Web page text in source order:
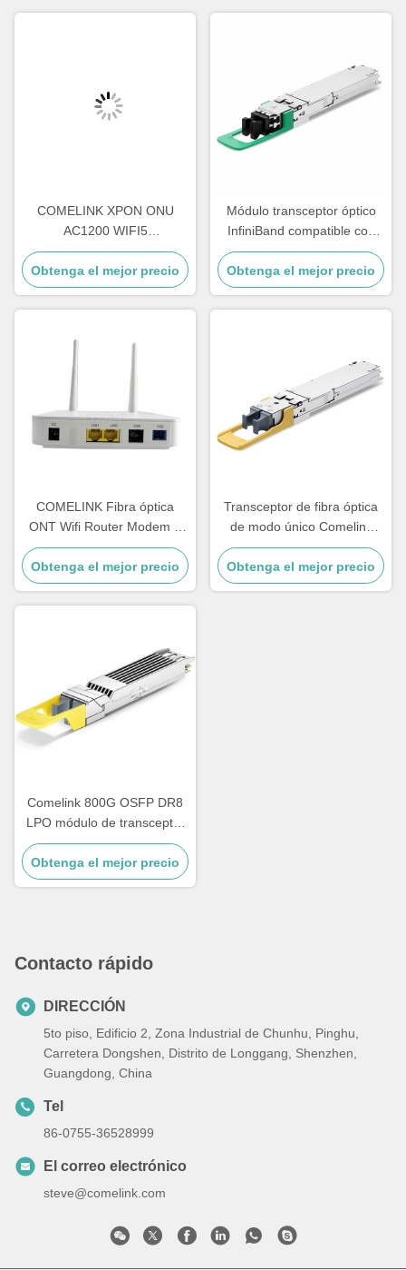
COMELINK XPON ONU
AC1200 WIFI5
4GE+1POTS+WIFI
2.4G&5.8G Wireless Onu
Obtenga el mejor precio
Módulo transceptor óptico
InfiniBand compatible con
Comelink 1.6T 2 X FR4
OSFP Flat Top PAM4
1310nm 2km Duplex
LC/UPC SMF
Obtenga el mejor precio
COMELINK Fibra óptica
ONT Wifi Router Modem 1
GE 1 FE 1 POT 2 LAN Gpon
ONU
Obtenga el mejor precio
Transceptor de fibra óptica
de modo único Comelink
MMS4A00 hasta 17 a 500m
1600Gbps 1.6T 2xDR4 Twin-
port OSFP 2xMPO 1310nm
Obtenga el mejor precio
Comelink 800G OSFP DR8
LPO módulo de transceptor
óptico, compatible con
800GBASE 2 x DR4/DR8
OSFP Ethernet módulos
Obtenga el mejor precio
Contacto rápido
DIRECCIÓN
5to piso, Edificio 2, Zona Industrial de Chunhu, Pinghu,
Carretera Dongshen, Distrito de Longgang, Shenzhen,
Guangdong, China
Tel
86-0755-36528999
El correo electrónico
steve@comelink.com